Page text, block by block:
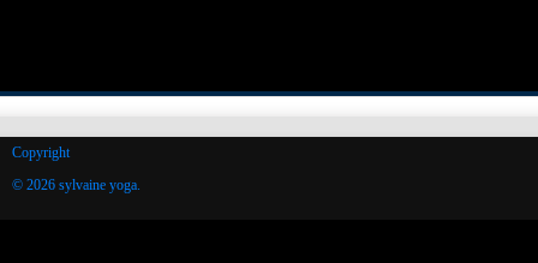
Copyright
© 2026 sylvaine yoga.